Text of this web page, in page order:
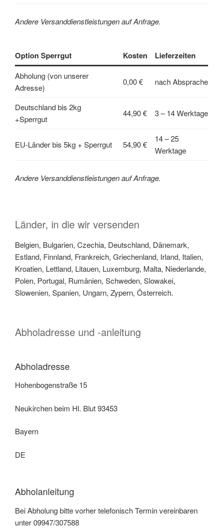
Andere Versanddienstleistungen auf Anfrage.
Option Sperrgut Kosten Lieferzeiten
Abholung (von unserer
Adresse)
0,00 € nach Absprache
Deutschland bis 2kg
+Sperrgut
44,90 € 3 – 14 Werktage
EU-Länder bis 5kg + Sperrgut 54,90 €
14 – 25
Werktage
Andere Versanddienstleistungen auf Anfrage.
Länder, in die wir versenden
Belgien, Bulgarien, Czechia, Deutschland, Dänemark,
Estland, Finnland, Frankreich, Griechenland, Irland, Italien,
Kroatien, Lettland, Litauen, Luxemburg, Malta, Niederlande,
Polen, Portugal, Rumänien, Schweden, Slowakei,
Slowenien, Spanien, Ungarn, Zypern, Österreich.
Abholadresse und -anleitung
Abholadresse
Hohenbogenstraße 15
Neukirchen beim Hl. Blut 93453
Bayern
DE
Abholanleitung
Bei Abholung bitte vorher telefonisch Termin vereinbaren
unter 09947/307588